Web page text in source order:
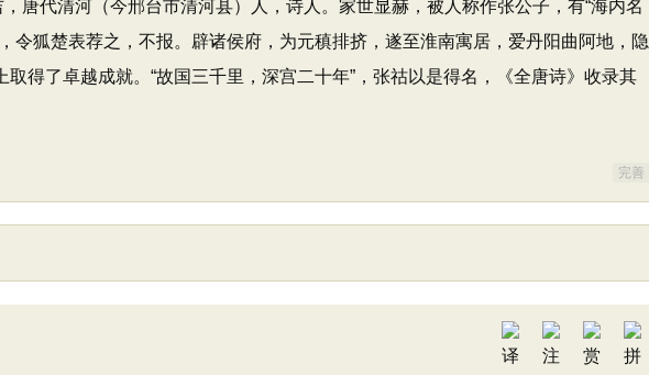
唐代清河（今邢台市清河县）人，诗人。家世显赫，被人称作张公子，有“海内名
令狐楚表荐之，不报。辟诸侯府，为元稹排挤，遂至淮南寓居，爱丹阳曲阿地，隐
得了卓越成就。“故国三千里，深宫二十年”，张祜以是得名，《全唐诗》收录其
完善